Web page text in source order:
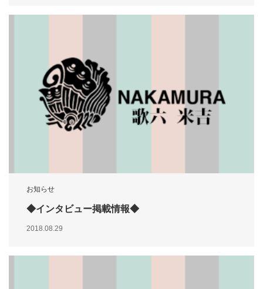
お知らせ
◆インタビュー掲載情報◆
2018.08.29